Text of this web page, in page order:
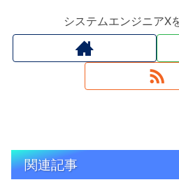
システムエンジニアX
関連記事